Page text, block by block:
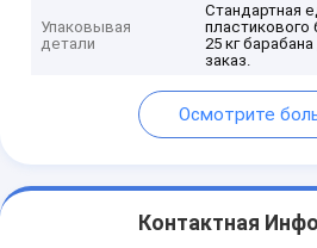
Упаковывая
детали
Стандартная
пластикового
25 кг
заказ.
Осмотрите
Контактная